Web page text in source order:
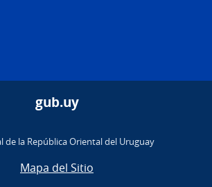
gub.uy
de la República Oriental del Uruguay
Mapa del Sitio